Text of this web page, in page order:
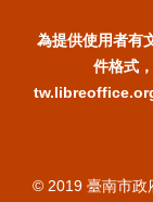
為提供使用者有
件格式
© 2019 臺南市